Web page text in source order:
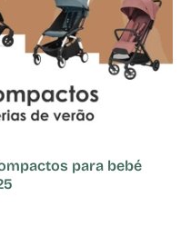
para bebé